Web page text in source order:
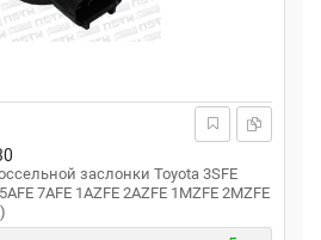
заслонки Toyota 3SFE
7AFE 1AZFE 2AZFE 1MZFE 2MZFE